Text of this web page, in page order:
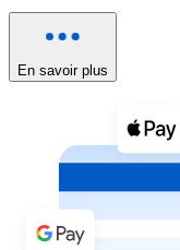
Voir toutes
Coupons crypto
Achetez des
Acheter avec
Virement SEPA
En savoir plus